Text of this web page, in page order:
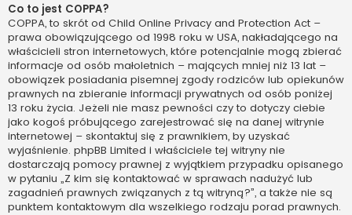
Co to jest COPPA?
COPPA, to skrót od Child Online Privacy and Protection Act –
prawa obowiązującego od 1998 roku w USA, nakładającego na
właścicieli stron internetowych, które potencjalnie mogą zbierać
informacje od osób małoletnich – mających mniej niż 13 lat –
obowiązek posiadania pisemnej zgody rodziców lub opiekunów
prawnych na zbieranie informacji prywatnych od osób poniżej
13 roku życia. Jeżeli nie masz pewności czy to dotyczy ciebie
jako kogoś próbującego zarejestrować się na danej witrynie
internetowej – skontaktuj się z prawnikiem, by uzyskać
wyjaśnienie. phpBB Limited i właściciele tej witryny nie
dostarczają pomocy prawnej z wyjątkiem przypadku opisanego
w pytaniu „Z kim się kontaktować w sprawach nadużyć lub
zagadnień prawnych związanych z tą witryną?”, a także nie są
punktem kontaktowym dla wszelkiego rodzaju porad prawnych.